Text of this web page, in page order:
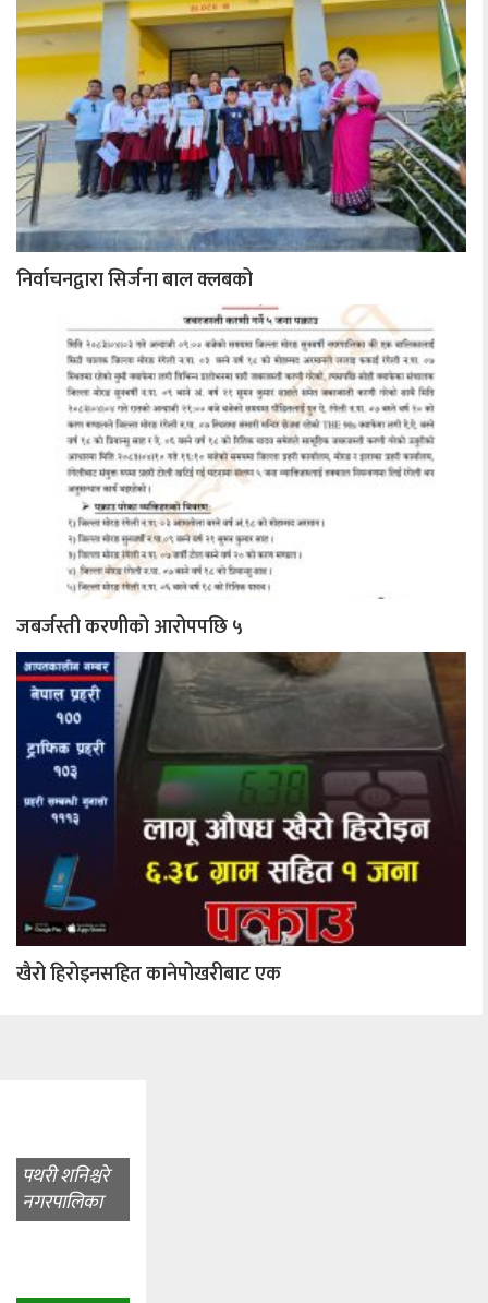
निर्वाचनद्वारा सिर्जना बाल क्लबको
जबर्जस्ती करणीको आरोपपछि ५
खैरो हिरोइनसहित कानेपोखरीबाट एक
पथरी शनिश्चरे
नगरपालिका